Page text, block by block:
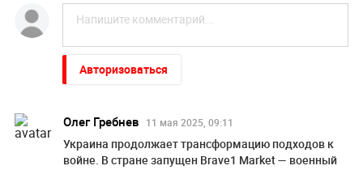
Авторизоваться
Олег Гребнев 11 мая 2025, 09:11
Украина продолжает трансформацию подходов к
войне. В стране запущен Brave1 Market — военный